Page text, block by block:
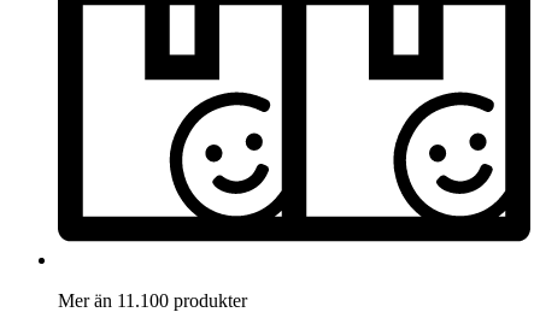
Mer än 11.100 produkter